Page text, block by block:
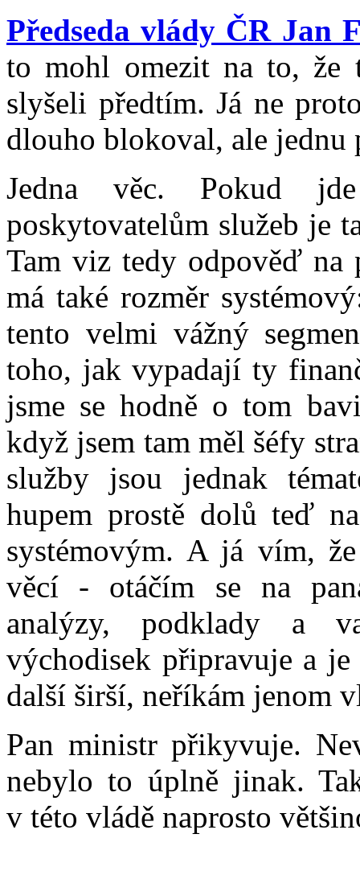
Předseda vlády ČR Jan
to mohl omezit na to, že
slyšeli předtím. Já ne
dlouho blokoval, ale
Jedna věc. Pokud
poskytovatelům služeb je
Tam viz tedy odpověď na
má také rozměr
tento velmi vážný
toho, jak vypadají ty
jsme se hodně o tom
když jsem tam měl šéfy
služby jsou jednak
hupem prostě dolů teď
systémovým. A já vím,
věcí - otáčím se na
analýzy, podklady a
východisek připravuje a
další širší, neříkám jenom
Pan ministr přikyvuje.
nebylo to úplně jinak.
v této vládě naprosto